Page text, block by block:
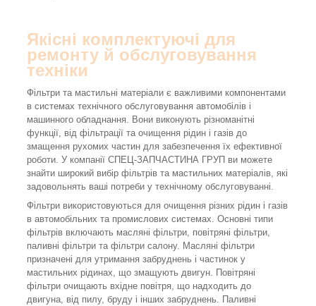
Якісні комплектуючі для
ремонту й обслуговування
техніки
Фільтри та мастильні матеріали є важливими компонентами
в системах технічного обслуговування автомобілів і
машинного обладнання. Вони виконують різноманітні
функції, від фільтрації та очищення рідин і газів до
змащення рухомих частин для забезпечення їх ефективної
роботи. У компанії СПЕЦ-ЗАПЧАСТИНА ГРУП ви можете
знайти широкий вибір фільтрів та мастильних матеріалів, які
задовольнять ваші потреби у технічному обслуговуванні.
Фільтри використовуються для очищення різних рідин і газів
в автомобільних та промислових системах. Основні типи
фільтрів включають масляні фільтри, повітряні фільтри,
паливні фільтри та фільтри салону. Масляні фільтри
призначені для утримання забруднень і частинок у
мастильних рідинах, що змащують двигун. Повітряні
фільтри очищають вхідне повітря, що надходить до
двигуна, від пилу, бруду і інших забруднень. Паливні